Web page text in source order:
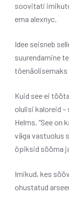
soovitati
ema alexnyc.
Idee seisneb
suurendamine
tõenäolisemaks
Kuid see ei
olulisi kaloreid –
Helms. “See on
väga vastuolus
õpiksid sööma
Imikud, kes
ohustatud